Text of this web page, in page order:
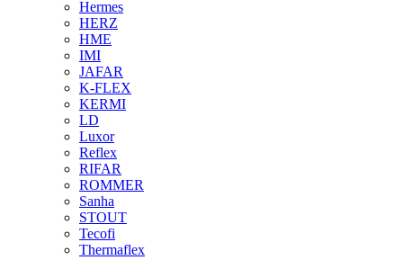
Hermes
HERZ
HME
IMI
JAFAR
K-FLEX
KERMI
LD
Luxor
Reflex
RIFAR
ROMMER
Sanha
STOUT
Tecofi
Thermaflex